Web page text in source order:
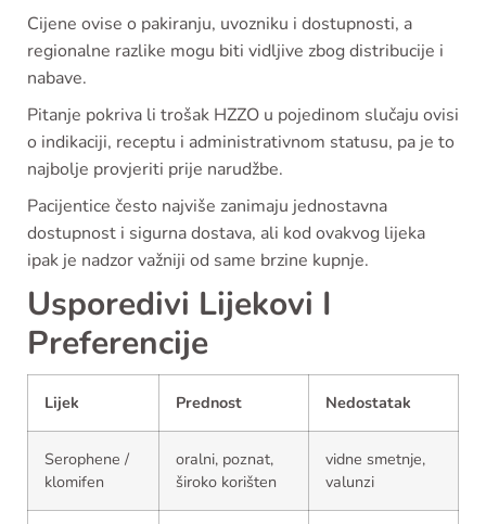
Cijene ovise o pakiranju, uvozniku i dostupnosti, a
regionalne razlike mogu biti vidljive zbog distribucije i
nabave.
Pitanje pokriva li trošak HZZO u pojedinom slučaju ovisi
o indikaciji, receptu i administrativnom statusu, pa je to
najbolje provjeriti prije narudžbe.
Pacijentice često najviše zanimaju jednostavna
dostupnost i sigurna dostava, ali kod ovakvog lijeka
ipak je nadzor važniji od same brzine kupnje.
Usporedivi Lijekovi I
Preferencije
Lijek Prednost Nedostatak
Serophene /
klomifen
oralni, poznat,
široko korišten
vidne smetnje,
valunzi